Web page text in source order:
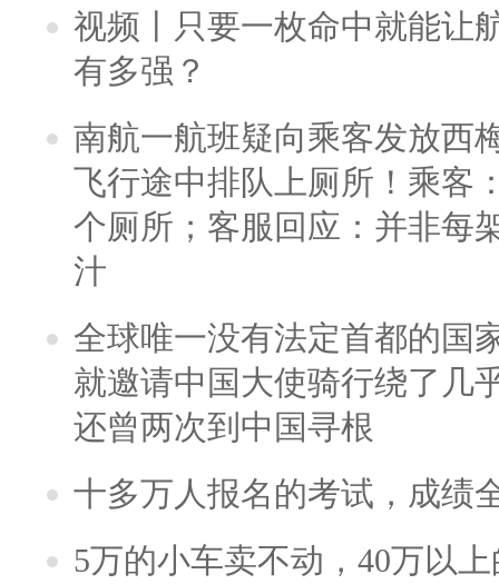
视频丨只要一枚命中就能让
有多强？
南航一航班疑向乘客发放西
飞行途中排队上厕所！乘客
个厕所；客服回应：并非每
汁
全球唯一没有法定首都的国
就邀请中国大使骑行绕了几
还曾两次到中国寻根
十多万人报名的考试，成绩
5万的小车卖不动，40万以